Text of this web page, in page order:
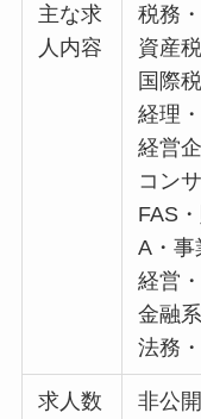
主な求
人内容
税務
資産
国際
経理
経営
コン
FAS
A・事
経営
金融
法務
求人数 非公開